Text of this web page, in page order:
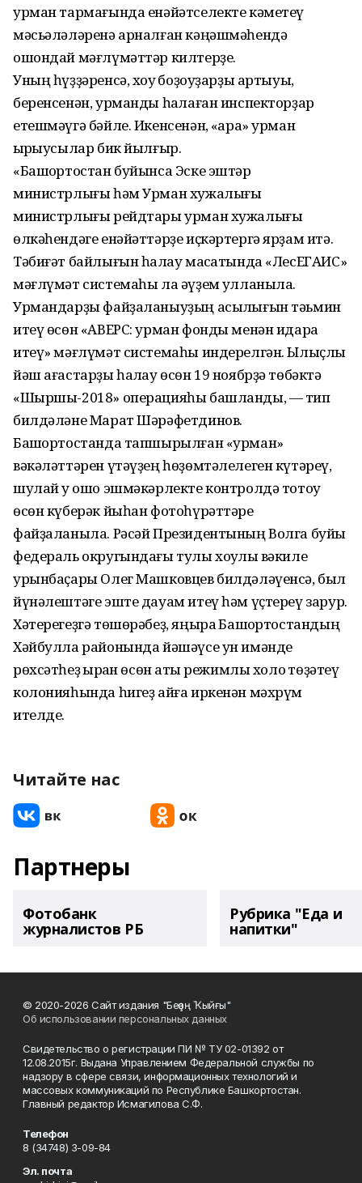
урман тармағында енәйәтселекте кәметеү
мәсьәләләренә арналған кәңәшмәһендә
ошондай мәғлүмәттәр килтерҙе.
Уның һүҙҙәренсә, хоҡуҡ боҙоуҙарҙы артыуы,
беренсенән, урманды һаҡлаған инспекторҙар
етешмәүгә бәйле. Икенсенән, «ҡара» урман
ҡырҡыусылар бик йылғыр.
«Башҡортостан буйынса Эске эштәр
министрлығы һәм Урман хужалығы
министрлығы рейдтары урман хужалығы
өлкәһендәге енәйәттәрҙе иҫкәртергә ярҙам итә.
Тәбиғәт байлығын һаҡлау маҡсатында «ЛесЕГАИС»
мәғлүмәт системаһы ла әүҙем ҡулланыла.
Урмандарҙы файҙаланыуҙың асыҡлығын тәьмин
итеү өсөн «АВЕРС: урман фонды менән идара
итеү» мәғлүмәт системаһы индерелгән. Ылыҫлы
йәш ағастарҙы һаҡлау өсөн 19 ноябрҙә төбәктә
«Шыршы-2018» операцияһы башланды, — тип
билдәләне Марат Шәрәфетдинов.
Башҡортостанда тапшырылған «урман»
вәкәләттәрен үтәүҙең һөҙөмтәлелеген күтәреү,
шулай уҡ ошо эшмәкәрлекте контролдә тотоу
өсөн күберәк йыһан фотоһүрәттәре
файҙаланыла. Рәсәй Президентының Волга буйы
федераль округындағы тулы хоҡуҡлы вәкиле
урынбаҫары Олег Машковцев билдәләүенсә, был
йүнәлештәге эште дауам итеү һәм үҫтереү зарур.
Хәтерегеҙгә төшөрәбеҙ, яңыраҡ Башҡортостандың
Хәйбулла районында йәшәүсе ун имәнде
рөхсәтһеҙ ҡырҡҡан өсөн ҡаты режимлы холоҡ төҙәтеү
колонияһында һигеҙ айға иркенән мәхрүм
ителде.
Читайте нас
Партнеры
Фотобанк
журналистов РБ
Рубрика "Еда и
напитки"
© 2020-2026 Сайт издания "Беҙҙең Ҡыйғы"
Об использовании персональных данных
Свидетельство о регистрации ПИ № ТУ 02-01392 от
12.08.2015г. Выдана Управлением Федеральной службы по
надзору в сфере связи, информационных технологий и
массовых коммуникаций по Республике Башкортостан.
Главный редактор Исмагилова С.Ф.
Телефон
8 (34748) 3-09-84
Эл. почта